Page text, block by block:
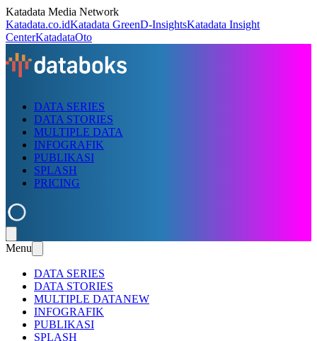
Katadata Media Network
Katadata.co.idKatadata GreenD-InsightsKatadata Insight
CenterKatadataOto
DATA SERIES
DATA STORIES
MULTIPLE DATA
INFOGRAFIK
PUBLIKASI
SPLASH
PRICING
Menu
DATA SERIES
DATA STORIES
MULTIPLE DATANEW
INFOGRAFIK
PUBLIKASI
SPLASH